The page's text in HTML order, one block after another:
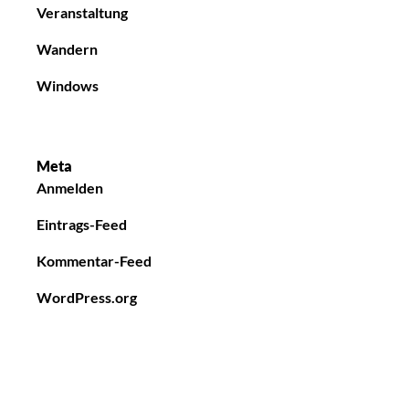
Veranstaltung
Wandern
Windows
Meta
Anmelden
Eintrags-Feed
Kommentar-Feed
WordPress.org